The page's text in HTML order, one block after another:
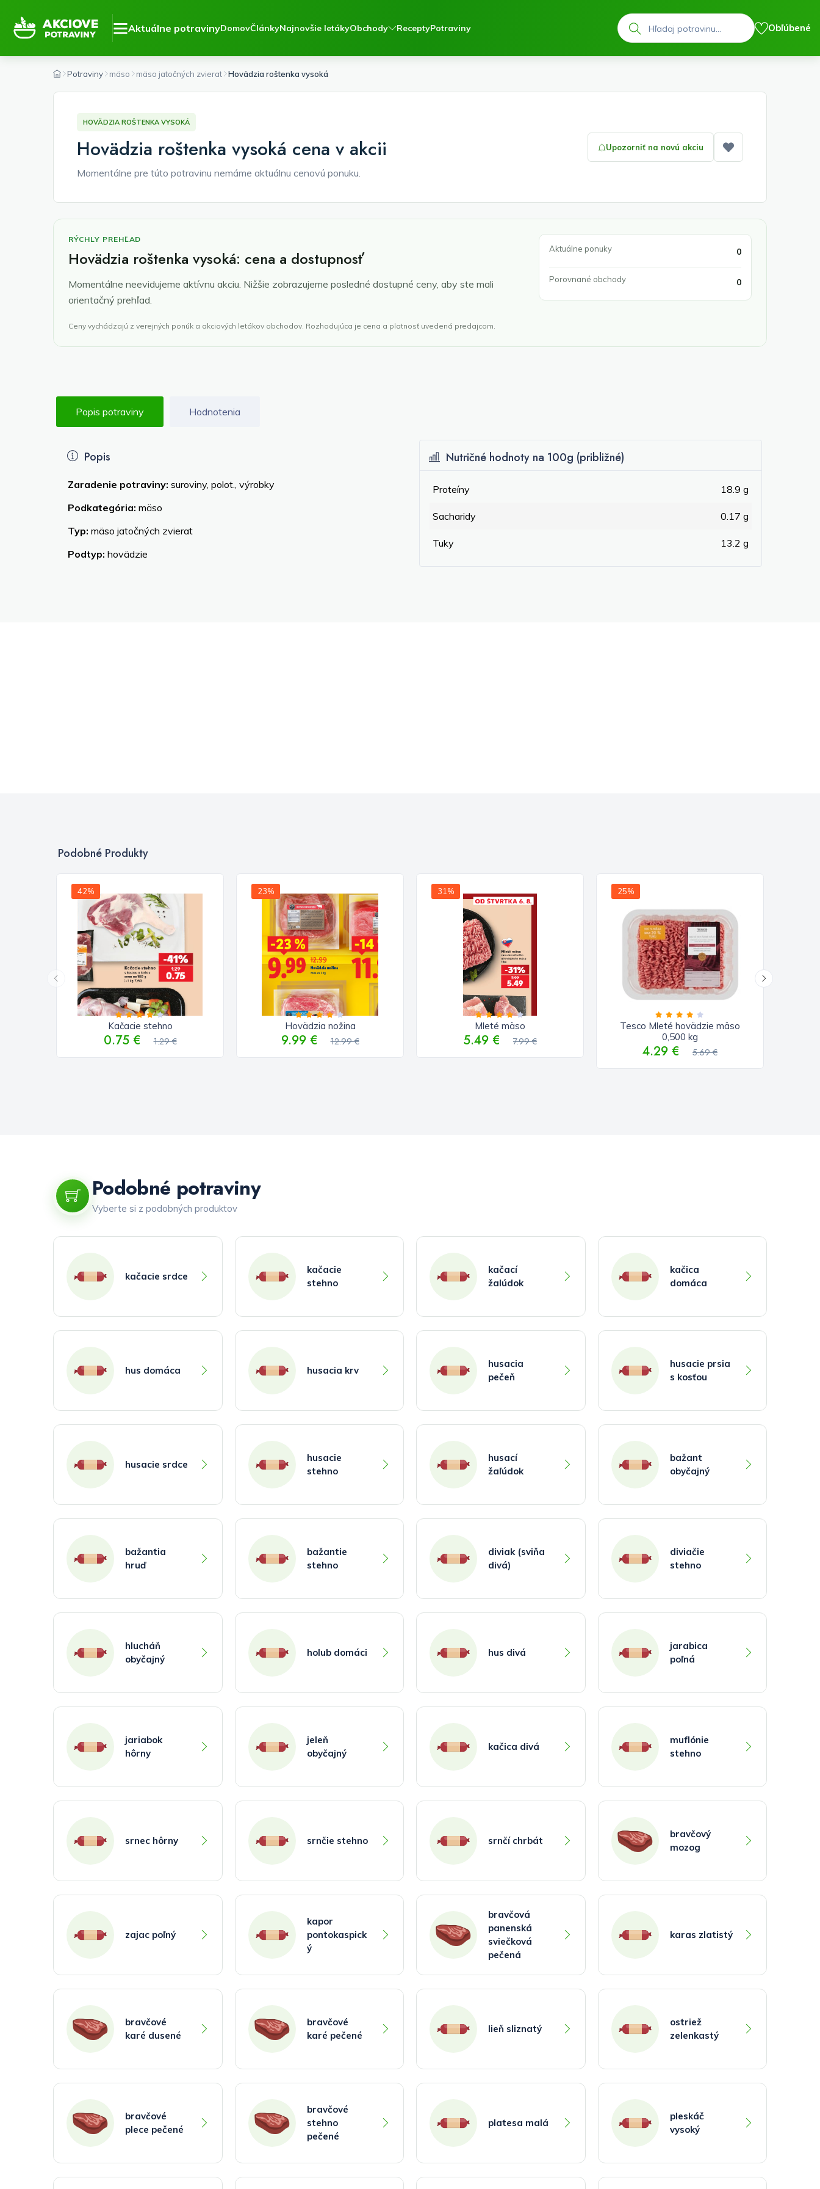
Aktuálne potravinyDomovČlánkyNajnovšie letákyObchody ReceptyPotraviny
Hľadať
Obľúbené
Potraviny mäso mäso jatočných zvierat Hovädzia roštenka vysoká
HOVÄDZIA ROŠTENKA VYSOKÁ
Hovädzia roštenka vysoká cena v akcii
Momentálne pre túto potravinu nemáme aktuálnu cenovú ponuku.
Upozorniť na novú akciu
Pridať medzi
RÝCHLY PREHĽAD
Hovädzia roštenka vysoká: cena a dostupnosť
Momentálne neevidujeme aktívnu akciu. Nižšie zobrazujeme posledné dostupné ceny, aby ste mali
orientačný prehľad.
Aktuálne ponuky 0
Porovnané obchody 0
Ceny vychádzajú z verejných ponúk a akciových letákov obchodov. Rozhodujúca je cena a platnosť uvedená predajcom.
Popis potraviny Hodnotenia
Popis
Zaradenie potraviny: suroviny, polot., výrobky
Podkategória: mäso
Typ: mäso jatočných zvierat
Podtyp: hovädzie
Nutričné hodnoty na 100g (približné)
Proteíny 18.9 g
Sacharidy 0.17 g
Tuky 13.2 g
Podobné Produkty
42%
Kačacie stehno
0.75 € 1.29 €
23%
Hovädzia nožina
9.99 € 12.99 €
31%
Mleté mäso
5.49 € 7.99 €
25%
Tesco Mleté hovädzie mäso
0,500 kg
4.29 € 5.69 €
Podobné potraviny
Vyberte si z podobných produktov
kačacie srdce
kačacie
stehno
kačací
žalúdok
kačica
domáca
hus domáca husacia krv
husacia
pečeň
husacie prsia
s kosťou
husacie srdce
husacie
stehno
husací
žaľúdok
bažant
obyčajný
bažantia
hruď
bažantie
stehno
diviak (sviňa
divá)
diviačie
stehno
hlucháň
obyčajný
holub domáci hus divá
jarabica
poľná
jariabok
hôrny
jeleň
obyčajný
kačica divá
muflónie
stehno
srnec hôrny srnčie stehno srnčí chrbát
bravčový
mozog
zajac poľný
kapor
pontokaspick
ý
bravčová
panenská
sviečková
pečená
karas zlatistý
bravčové
karé dusené
bravčové
karé pečené
lieň sliznatý
ostriež
zelenkastý
bravčové
plece pečené
bravčové
stehno
pečené
platesa malá
pleskáč
vysoký